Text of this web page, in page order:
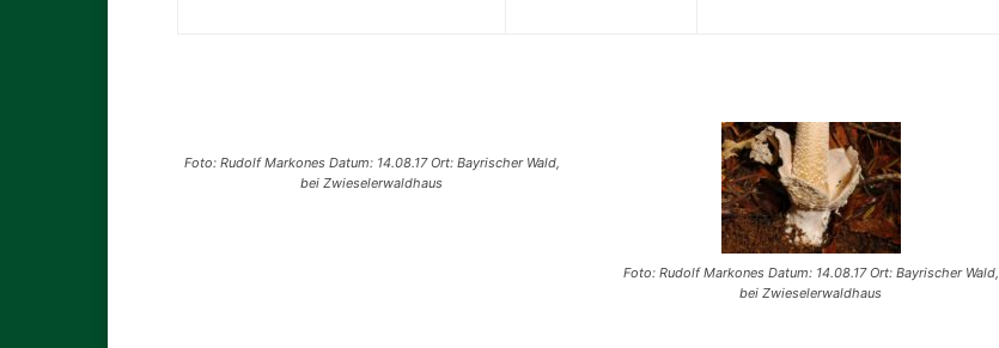
Foto: Rudolf Markones Datum: 14.08.17 Ort: Bayrischer Wald,
bei Zwieselerwaldhaus
Foto: Rudolf Markones Datum: 14.08.17 Ort: Bayrischer Wald,
bei Zwieselerwaldhaus